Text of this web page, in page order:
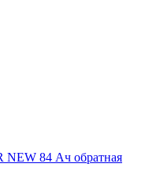
NEW 84 Ач обратная